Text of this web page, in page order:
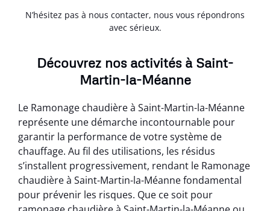
N’hésitez pas à nous contacter, nous vous répondrons
avec sérieux.
Découvrez nos activités à Saint-
Martin-la-Méanne
Le Ramonage chaudière à Saint-Martin-la-Méanne
représente une démarche incontournable pour
garantir la performance de votre système de
chauffage. Au fil des utilisations, les résidus
s’installent progressivement, rendant le Ramonage
chaudière à Saint-Martin-la-Méanne fondamental
pour prévenir les risques. Que ce soit pour